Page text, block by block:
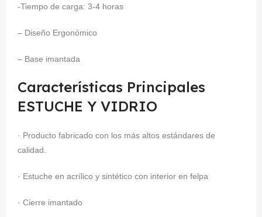
-Tiempo de carga: 3-4 horas
– Diseño Ergonómico
– Base imantada
Características Principales
ESTUCHE Y VIDRIO
· Producto fabricado con los más altos estándares de
calidad.
· Estuche en acrílico y sintético con interior en felpa
· Cierre imantado